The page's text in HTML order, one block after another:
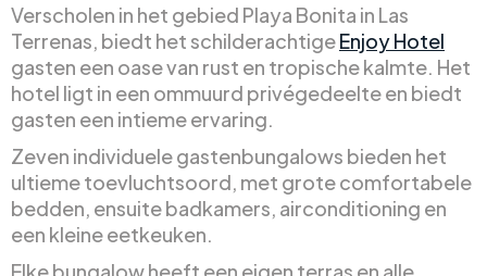
Verscholen in het gebied Playa Bonita in Las
Terrenas, biedt het schilderachtigeEnjoy Hotel
gasten een oase van rust en tropische kalmte. Het
hotel ligt in een ommuurd privégedeelte en biedt
gasten een intieme ervaring.
Zeven individuele gastenbungalows bieden het
ultieme toevluchtsoord, met grote comfortabele
bedden, ensuite badkamers, airconditioning en
een kleine eetkeuken.